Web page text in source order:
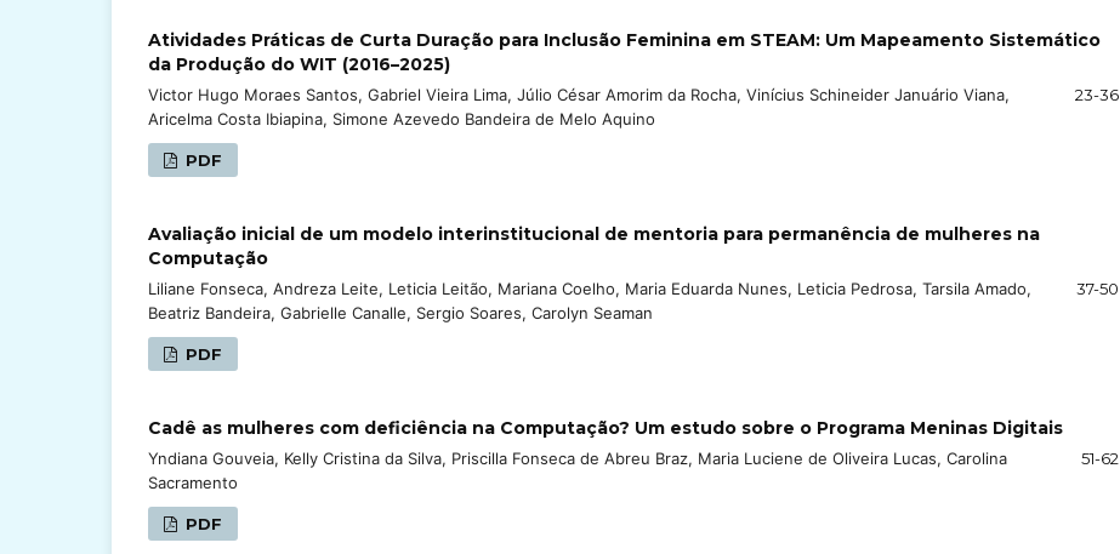
Atividades Práticas de Curta Duração para Inclusão Feminina em STEAM: Um Mapeamento Sistemático
da Produção do WIT (2016–2025)
Victor Hugo Moraes Santos, Gabriel Vieira Lima, Júlio César Amorim da Rocha, Vinícius Schineider Januário Viana,
Aricelma Costa Ibiapina, Simone Azevedo Bandeira de Melo Aquino
23-36
PDF
Avaliação inicial de um modelo interinstitucional de mentoria para permanência de mulheres na
Computação
Liliane Fonseca, Andreza Leite, Leticia Leitão, Mariana Coelho, Maria Eduarda Nunes, Leticia Pedrosa, Tarsila Amado,
Beatriz Bandeira, Gabrielle Canalle, Sergio Soares, Carolyn Seaman
37-50
PDF
Cadê as mulheres com deficiência na Computação? Um estudo sobre o Programa Meninas Digitais
Yndiana Gouveia, Kelly Cristina da Silva, Priscilla Fonseca de Abreu Braz, Maria Luciene de Oliveira Lucas, Carolina
Sacramento
51-62
PDF